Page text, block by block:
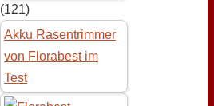
(121)
Akku Rasentrimmer
von Florabest im
Test